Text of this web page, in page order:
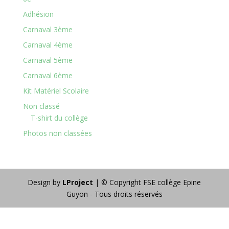
Adhésion
Carnaval 3ème
Carnaval 4ème
Carnaval 5ème
Carnaval 6ème
Kit Matériel Scolaire
Non classé
T-shirt du collège
Photos non classées
Design by LProject | © Copyright FSE collège Epine
Guyon - Tous droits réservés